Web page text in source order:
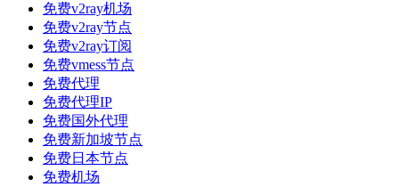
免费v2ray机场
免费v2ray节点
免费v2ray订阅
免费vmess节点
免费代理
免费代理IP
免费国外代理
免费新加坡节点
免费日本节点
免费机场